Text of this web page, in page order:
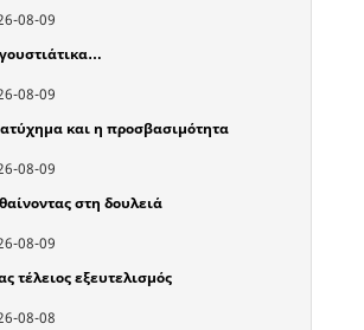
08-09
08-09
και η προσβασιμότητα
08-09
στη δουλειά
08-09
τέλειος εξευτελισμός
08-08